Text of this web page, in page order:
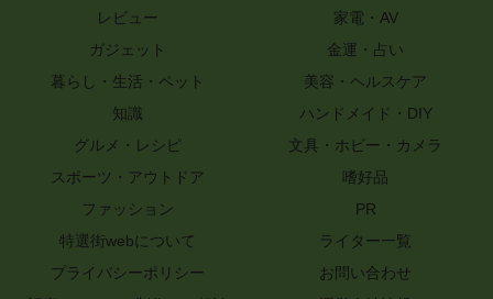
レビュー
家電・AV
ガジェット
金運・占い
暮らし・生活・ペット
美容・ヘルスケア
知識
ハンドメイド・DIY
グルメ・レシピ
文具・ホビー・カメラ
スポーツ・アウトドア
嗜好品
ファッション
PR
特選街webについて
ライター一覧
プライバシーポリシー
お問い合わせ